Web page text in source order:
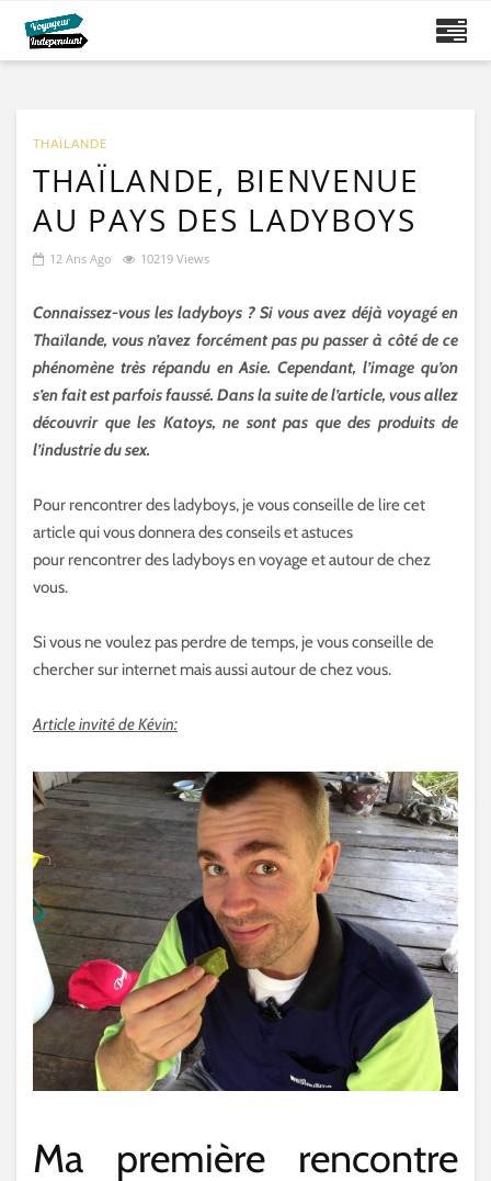
THAÏLANDE
THAÏLANDE, BIENVENUE
AU PAYS DES LADYBOYS
12 Ans Ago 10219 Views
Connaissez-vous les ladyboys ? Si vous avez déjà voyagé en
Thaïlande, vous n’avez forcément pas pu passer à côté de ce
phénomène très répandu en Asie. Cependant, l’image qu’on
s’en fait est parfois faussé. Dans la suite de l’article, vous allez
découvrir que les Katoys, ne sont pas que des produits de
l’industrie du sex.
Pour rencontrer des ladyboys, je vous conseille de lire cet
article qui vous donnera des conseils et astuces
pour rencontrer des ladyboys en voyage et autour de chez
vous.
Si vous ne voulez pas perdre de temps, je vous conseille de
chercher sur internet mais aussi autour de chez vous.
Article invité de Kévin:
Ma première rencontre